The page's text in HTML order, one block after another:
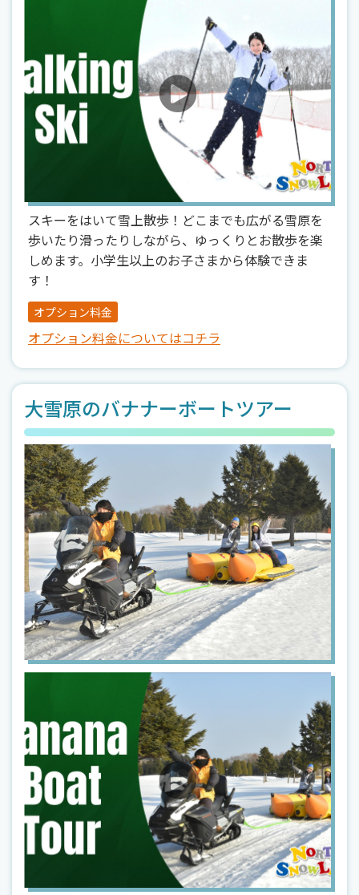
スキーをはいて雪上散歩！どこまでも広がる雪原を
歩いたり滑ったりしながら、ゆっくりとお散歩を楽
しめます。小学生以上のお子さまから体験できま
す！
オプション料金
オプション料金についてはコチラ
大雪原のバナナーボートツアー